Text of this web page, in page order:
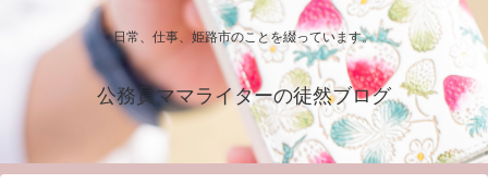
日常、仕事、姫路市のことを綴っています。
公務員ママライターの徒然ブログ